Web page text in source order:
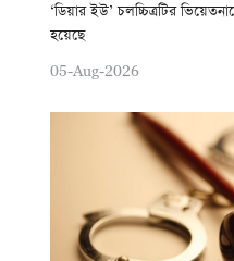
‘ডিয়ার ইউ’ চলচ্চিত্রটির
হয়েছে
05-Aug-2026